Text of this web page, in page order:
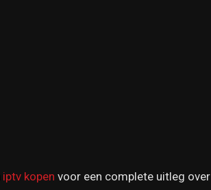
iptv kopen voor een complete uitleg